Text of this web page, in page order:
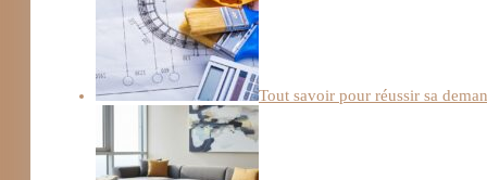
Tout savoir pour réussir sa